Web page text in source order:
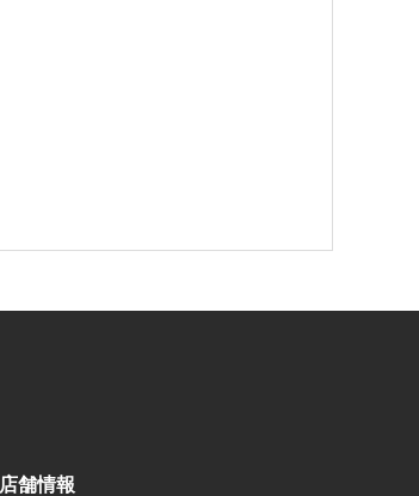
店舗情報